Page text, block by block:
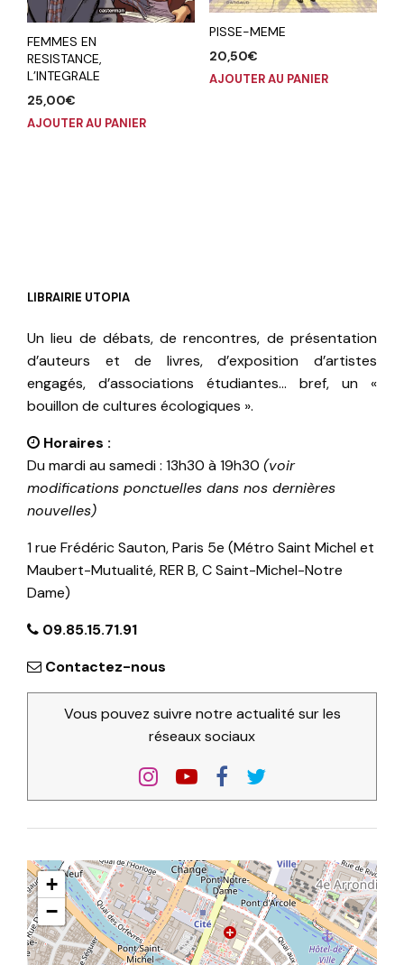
FEMMES EN
RESISTANCE,
L’INTEGRALE
25,00€
AJOUTER AU PANIER
PISSE-MEME
20,50€
AJOUTER AU PANIER
LIBRAIRIE UTOPIA
Un lieu de débats, de rencontres, de présentation
d’auteurs et de livres, d’exposition d’artistes
engagés, d’associations étudiantes… bref, un «
bouillon de cultures écologiques ».
Horaires :
Du mardi au samedi : 13h30 à 19h30 (voir
modifications ponctuelles dans nos dernières
nouvelles)
1 rue Frédéric Sauton, Paris 5e (Métro Saint Michel et
Maubert-Mutualité, RER B, C Saint-Michel-Notre
Dame)
09.85.15.71.91
Contactez-nous
Vous pouvez suivre notre actualité sur les
réseaux sociaux
+
−